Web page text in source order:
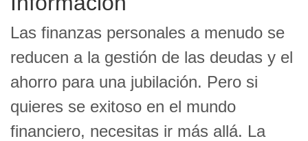
Las finanzas personales a menudo se
reducen a la gestión de las deudas y el
ahorro para una jubilación. Pero si
quieres se exitoso en el mundo
financiero, necesitas ir más allá. La